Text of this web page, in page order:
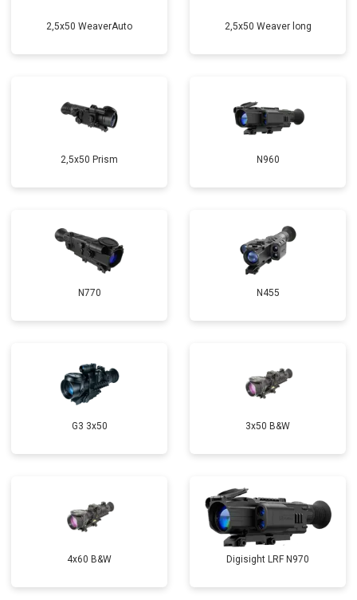
2,5x50 WeaverAuto 2,5x50 Weaver long
2,5x50 Prism N960
N770 N455
G3 3x50 3x50 B&W
4x60 B&W Digisight LRF N970